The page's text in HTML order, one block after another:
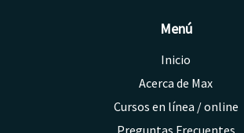
Menú
Inicio
Acerca de Max
Cursos en línea / online
Preguntas Frecuentes